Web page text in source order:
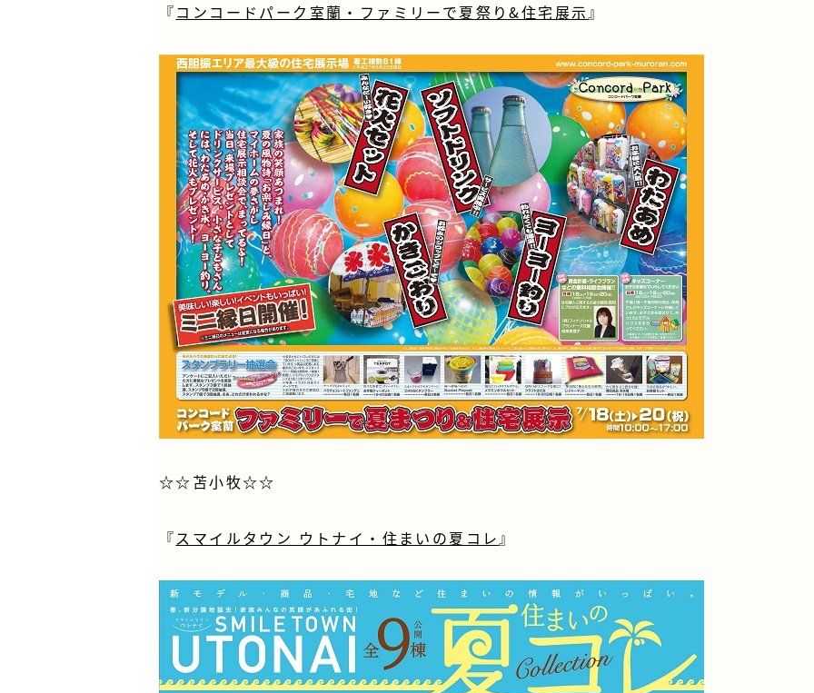
『コンコードパーク室蘭・ファミリーで夏祭り&住宅展示』
☆☆苫小牧☆☆
『スマイルタウン ウトナイ・住まいの夏コレ』